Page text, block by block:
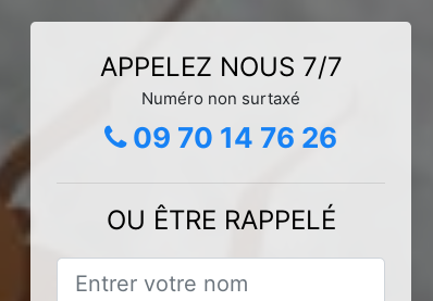
APPELEZ NOUS 7/7
Numéro non surtaxé
09 70 14 76 26
OU ÊTRE RAPPELÉ